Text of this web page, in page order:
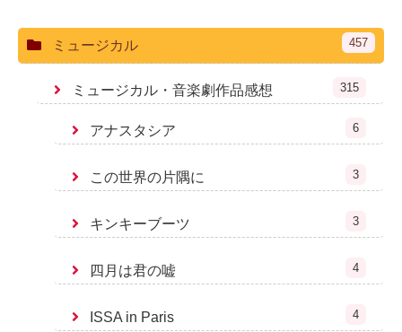
ミュージカル 457
ミュージカル・音楽劇作品感想 315
アナスタシア 6
この世界の片隅に 3
キンキーブーツ 3
四月は君の嘘 4
ISSA in Paris 4